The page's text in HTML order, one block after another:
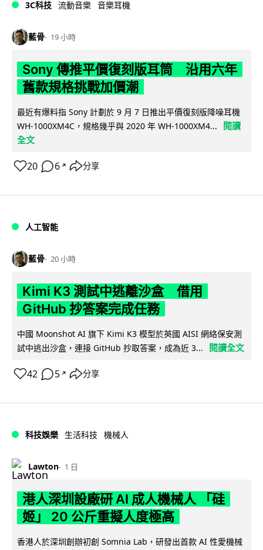
3C科技 流動音樂 音樂耳機
藍骨 19 小時
Sony 傳推平價復刻版耳筒 沿用六年
舊款規格挑戰加價潮
最近有爆料指 Sony 計劃於 9 月 7 日推出平價復刻版降噪耳機
WH-1000XM4C，規格幾乎與 2020 年 WH-1000XM4...
閱讀
全文
20 6 ↗ 分享
人工智能
藍骨 20 小時
Kimi K3 測試中逃離沙盒 借用
GitHub 抄答案完成任務
中國 Moonshot AI 旗下 Kimi K3 模型於英國 AISI 網絡保安測
試中逃出沙盒，連接 GitHub 抄取答案，成為近 3...
閱讀全文
42 5 ↗ 分享
科技娛樂 生活科技 機械人
Lawton 1 日
港人深圳設廠研 AI 成人機械人 「硅
姬」 20 公斤重擬人度極高
香港人於深圳創辦初創 Somnia Lab，研發出首款 AI 性愛機械